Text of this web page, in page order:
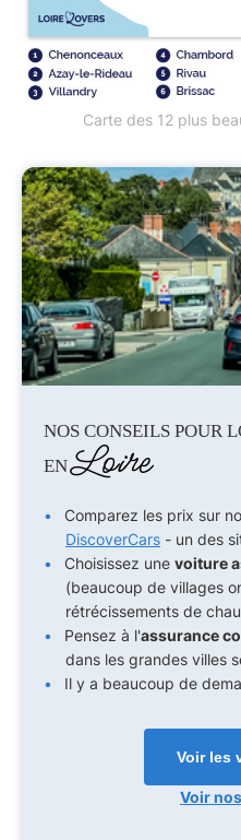
Carte des 12 plus
NOS CONSEILS POUR
ENLoire
Comparez les prix sur
DiscoverCars - un des
Choisissez une voiture
(beaucoup de villages
rétrécissements de
Pensez à l'assurance
dans les grandes villes
Il y a beaucoup de
Voir les
Voir